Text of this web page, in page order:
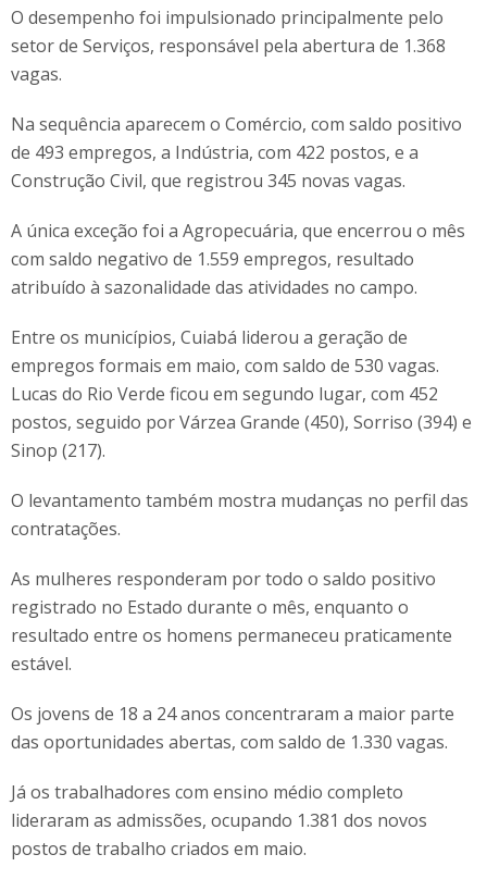
O desempenho foi impulsionado principalmente pelo
setor de Serviços, responsável pela abertura de 1.368
vagas.
Na sequência aparecem o Comércio, com saldo positivo
de 493 empregos, a Indústria, com 422 postos, e a
Construção Civil, que registrou 345 novas vagas.
A única exceção foi a Agropecuária, que encerrou o mês
com saldo negativo de 1.559 empregos, resultado
atribuído à sazonalidade das atividades no campo.
Entre os municípios, Cuiabá liderou a geração de
empregos formais em maio, com saldo de 530 vagas.
Lucas do Rio Verde ficou em segundo lugar, com 452
postos, seguido por Várzea Grande (450), Sorriso (394) e
Sinop (217).
O levantamento também mostra mudanças no perfil das
contratações.
As mulheres responderam por todo o saldo positivo
registrado no Estado durante o mês, enquanto o
resultado entre os homens permaneceu praticamente
estável.
Os jovens de 18 a 24 anos concentraram a maior parte
das oportunidades abertas, com saldo de 1.330 vagas.
Já os trabalhadores com ensino médio completo
lideraram as admissões, ocupando 1.381 dos novos
postos de trabalho criados em maio.